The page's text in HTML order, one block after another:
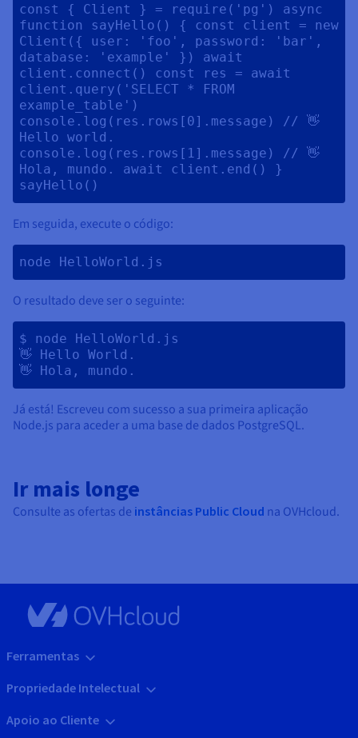
const { Client } = require('pg') async
function sayHello() { const client = new
Client({ user: 'foo', password: 'bar',
database: 'example' }) await
client.connect() const res = await
client.query('SELECT * FROM
example_table')
console.log(res.rows[0].message) // 👋
Hello world.
console.log(res.rows[1].message) // 👋
Hola, mundo. await client.end() }
sayHello()
Em seguida, execute o código:
node HelloWorld.js
O resultado deve ser o seguinte:
$ node HelloWorld.js
👋 Hello World.
Já está! Escreveu com sucesso a sua primeira aplicação
Node.js para aceder a uma base de dados PostgreSQL.
Ir mais longe
Consulte as ofertas de instâncias Public Cloud na OVHcloud.
Ferramentas
Propriedade Intelectual
Apoio ao Cliente